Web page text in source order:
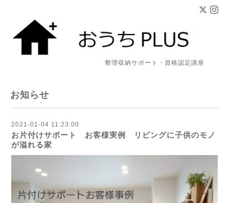
整理収納サポート・資格認定講座
お知らせ
2021-01-04 11:23:00
お片付けサポート お客様実例 リビングに子供のモノ
が溢れる家